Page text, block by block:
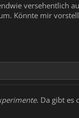
versehentlich
Könnte mir
. Da gibt es